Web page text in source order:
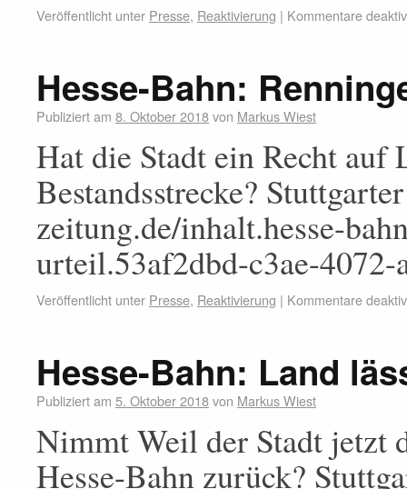
Veröffentlicht unter Presse, Reaktivierung | Kommentare
Hesse-Bahn:
Publiziert am 8. Oktober 2018von Markus Wiest
Hat die Stadt ein Recht auf
Bestandsstrecke?
zeitung.de/inhalt.hesse-
urteil.53af2dbd-c3ae-
Veröffentlicht unter Presse, Reaktivierung | Kommentare
Hesse-Bahn: Land
Publiziert am 5. Oktober 2018von Markus Wiest
Nimmt Weil der Stadt jetzt
Hesse-Bahn zurück?